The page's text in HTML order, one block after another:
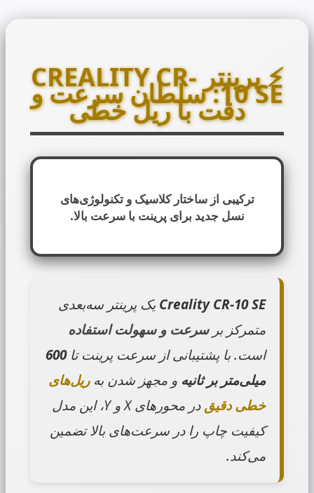
⚡️ پرینتر CREALITY CR- 10 SE: سلطان سرعت و
دقت با ریل خطی
ترکیبی از ساختار کلاسیک و تکنولوژی‌های
نسل جدید برای پرینت با سرعت بالا.
Creality CR-10 SE یک پرینتر سه‌بعدی
متمرکز برسرعت و سهولت استفاده
است. با پشتیبانی از سرعت پرینت تا600
میلی‌متر بر ثانیه و مجهز شدن بهریل‌های
خطی دقیق
در محورهای X و Y، این مدل
کیفیت چاپ را در سرعت‌های بالا تضمین
می‌کند.